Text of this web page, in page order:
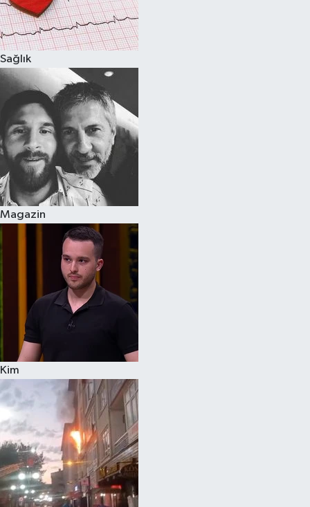
Sağlık
Magazin
Kim
Spor
Çocuk
Eğitim
Hava Durumu
Kadın
Kim kimdir?
Kültür Sanat
Sağlık
Siyaset
Teknoloji
Televizyon
Yaşam-Çevre